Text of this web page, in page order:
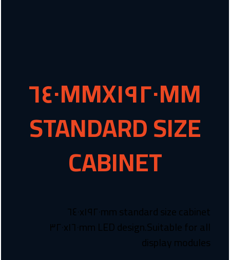
٦٤٠MMX١٩٢٠MM
STANDARD SIZE
CABINET
٦٤٠x١٩٢٠mm standard size cabinet
design.Suitable for all ٣٢٠x١٦٠mm LED
display modules